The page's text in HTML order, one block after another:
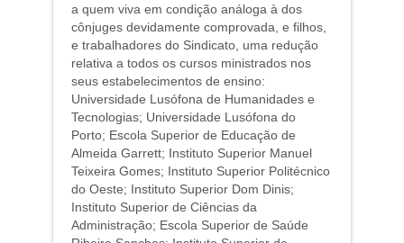
a quem viva em condição análoga à dos
cônjuges devidamente comprovada, e filhos,
e trabalhadores do Sindicato, uma redução
relativa a todos os cursos ministrados nos
seus estabelecimentos de ensino:
Universidade Lusófona de Humanidades e
Tecnologias; Universidade Lusófona do
Porto; Escola Superior de Educação de
Almeida Garrett; Instituto Superior Manuel
Teixeira Gomes; Instituto Superior Politécnico
do Oeste; Instituto Superior Dom Dinis;
Instituto Superior de Ciências da
Administração; Escola Superior de Saúde